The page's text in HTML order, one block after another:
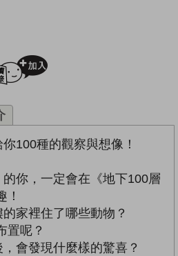
100種的觀察與想像！
你，一定會在《地下100層
！
家裡住了哪些動物？
置呢？
會發現什麼樣的驚喜？